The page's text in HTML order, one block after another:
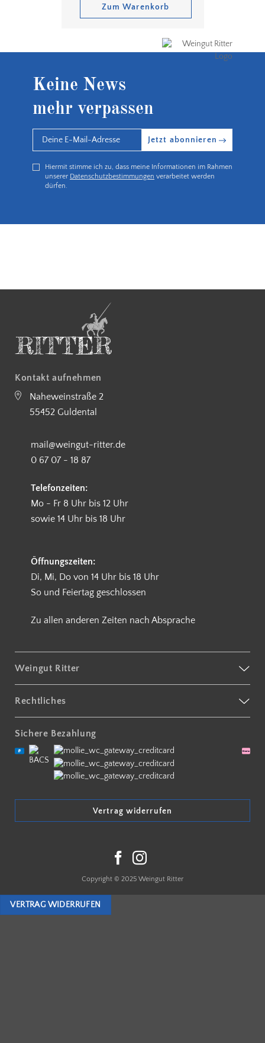
Zum Warenkorb
Keine News
mehr verpassen
Hiermit stimme ich zu, dass meine Informationen im Rahmen
unserer Datenschutzbestimmungen verarbeitet werden
dürfen.
Jetzt abonnieren
Kontakt aufnehmen
Naheweinstraße 2
55452 Guldental
mail@weingut-ritter.de
0 67 07 - 18 87
Telefonzeiten:
Mo - Fr 8 Uhr bis 12 Uhr
sowie 14 Uhr bis 18 Uhr
Öffnungszeiten:
Di, Mi, Do von 14 Uhr bis 18 Uhr
So und Feiertag geschlossen
Zu allen anderen Zeiten nach Absprache
Weingut Ritter
Rechtliches
Sichere Bezahlung
Vertrag widerrufen
Copyright © 2025 Weingut Ritter
VERTRAG WIDERRUFEN